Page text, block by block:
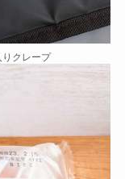
クレープ